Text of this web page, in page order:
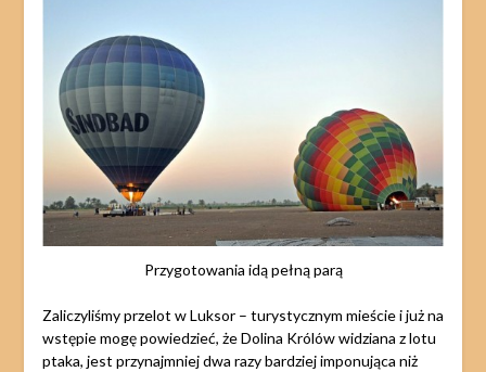
Przygotowania idą pełną parą
Zaliczyliśmy przelot w Luksor – turystycznym mieście i już na
wstępie mogę powiedzieć, że Dolina Królów widziana z lotu
ptaka, jest przynajmniej dwa razy bardziej imponująca niż